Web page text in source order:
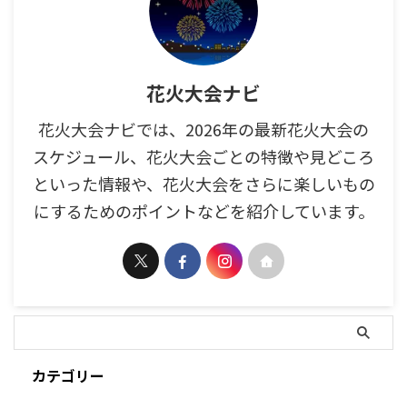
花火大会ナビ
花火大会ナビでは、2026年の最新花火大会の
スケジュール、花火大会ごとの特徴や見どころ
といった情報や、花火大会をさらに楽しいもの
にするためのポイントなどを紹介しています。
カテゴリー